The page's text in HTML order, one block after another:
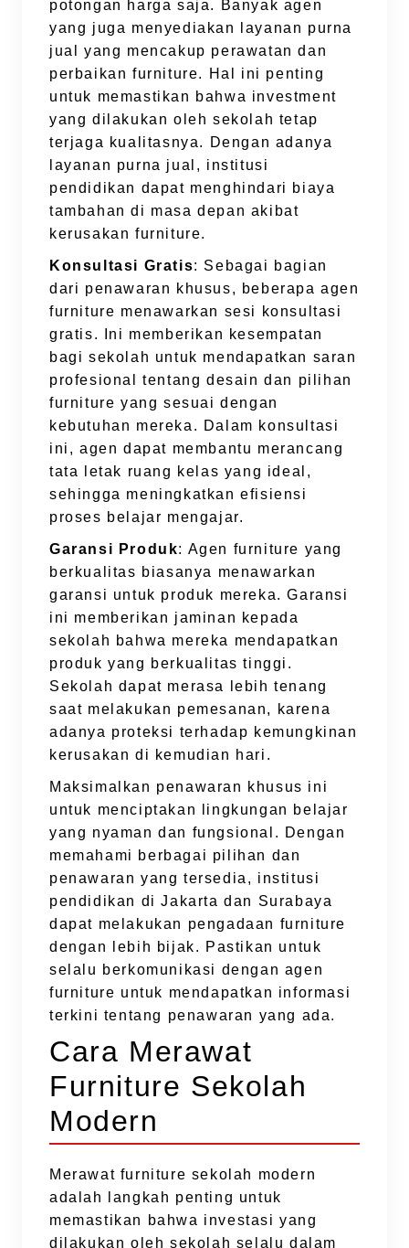
potongan harga saja. Banyak agen
yang juga menyediakan layanan purna
jual yang mencakup perawatan dan
perbaikan furniture. Hal ini penting
untuk memastikan bahwa investment
yang dilakukan oleh sekolah tetap
terjaga kualitasnya. Dengan adanya
layanan purna jual, institusi
pendidikan dapat menghindari biaya
tambahan di masa depan akibat
kerusakan furniture.
Konsultasi Gratis: Sebagai bagian
dari penawaran khusus, beberapa agen
furniture menawarkan sesi konsultasi
gratis. Ini memberikan kesempatan
bagi sekolah untuk mendapatkan saran
profesional tentang desain dan pilihan
furniture yang sesuai dengan
kebutuhan mereka. Dalam konsultasi
ini, agen dapat membantu merancang
tata letak ruang kelas yang ideal,
sehingga meningkatkan efisiensi
proses belajar mengajar.
Garansi Produk: Agen furniture yang
berkualitas biasanya menawarkan
garansi untuk produk mereka. Garansi
ini memberikan jaminan kepada
sekolah bahwa mereka mendapatkan
produk yang berkualitas tinggi.
Sekolah dapat merasa lebih tenang
saat melakukan pemesanan, karena
adanya proteksi terhadap kemungkinan
kerusakan di kemudian hari.
Maksimalkan penawaran khusus ini
untuk menciptakan lingkungan belajar
yang nyaman dan fungsional. Dengan
memahami berbagai pilihan dan
penawaran yang tersedia, institusi
pendidikan di Jakarta dan Surabaya
dapat melakukan pengadaan furniture
dengan lebih bijak. Pastikan untuk
selalu berkomunikasi dengan agen
furniture untuk mendapatkan informasi
terkini tentang penawaran yang ada.
Cara Merawat
Furniture Sekolah
Modern
Merawat furniture sekolah modern
adalah langkah penting untuk
memastikan bahwa investasi yang
dilakukan oleh sekolah selalu dalam